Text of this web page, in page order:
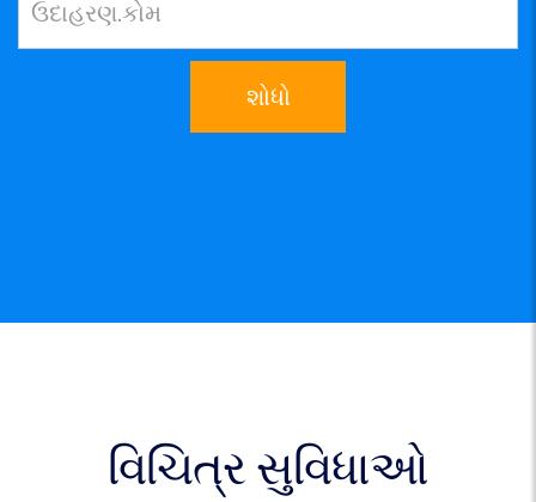
શોધો
વિચિત્ર સુવિધાઓ